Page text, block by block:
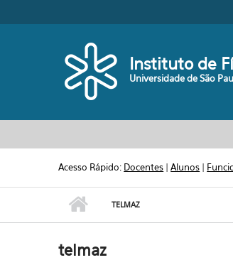
Instituto de
Universidade de São
Acesso Rápido: Docentes |Alunos |
TELMAZ
telmaz